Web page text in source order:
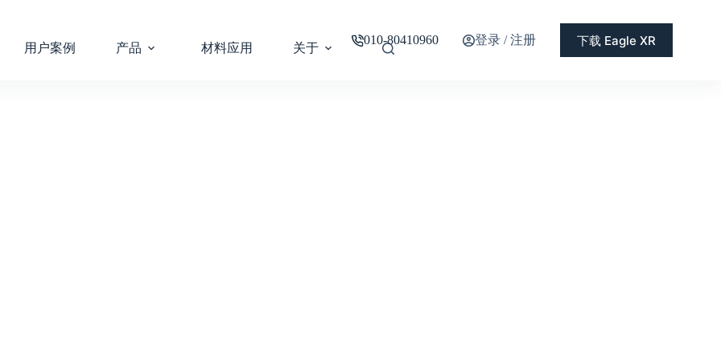
010-80410960 登录 / 注册 下载 Eagle XR
用户案例 产品 材料应用 关于